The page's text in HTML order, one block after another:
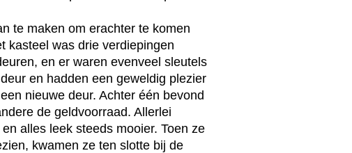
te maken om erachter te komen
kasteel was drie verdiepingen
en er waren evenveel sleutels
en hadden een geweldig plezier
nieuwe deur. Achter één bevond
de geldvoorraad. Allerlei
alles leek steeds mooier. Toen ze
kwamen ze ten slotte bij de